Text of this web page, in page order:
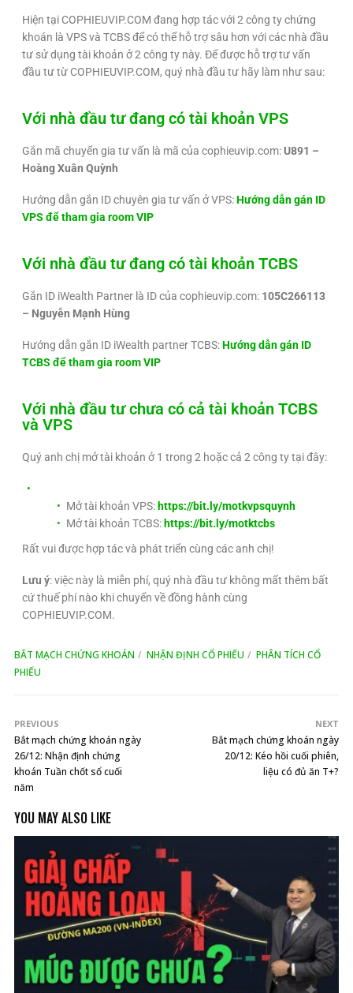
Hiện tại COPHIEUVIP.COM đang hợp tác với 2 công ty chứng
khoán là VPS và TCBS để có thể hỗ trợ sâu hơn với các nhà đầu
tư sử dụng tài khoản ở 2 công ty này. Để được hỗ trợ tư vấn
đầu tư từ COPHIEUVIP.COM, quý nhà đầu tư hãy làm như sau:
Với nhà đầu tư đang có tài khoản VPS
Gắn mã chuyển gia tư vấn là mã của cophieuvip.com:U891 –
Hoàng Xuân Quỳnh
Hướng dẫn gắn ID chuyên gia tư vấn ở VPS:Hướng dẫn gán ID
VPS để tham gia room VIP
Với nhà đầu tư đang có tài khoản TCBS
Gắn ID iWealth Partner là ID của cophieuvip.com: 105C266113
– Nguyễn Mạnh Hùng
Hướng dẫn gắn ID iWealth partner TCBS:Hướng dẫn gán ID
TCBS để tham gia room VIP
Với nhà đầu tư chưa có cả tài khoản TCBS
và VPS
Quý anh chị mở tài khoản ở 1 trong 2 hoặc cả 2 công ty tại đây:
Mở tài khoản VPS: https://bit.ly/motkvpsquynh
Mở tài khoản TCBS: https://bit.ly/motktcbs
Rất vui được hợp tác và phát triển cùng các anh chị!
Lưu ý: việc này là miễn phí, quý nhà đầu tư không mất thêm bất
cứ thuế phí nào khi chuyển về đồng hành cùng
COPHIEUVIP.COM.
BẮT MẠCH CHỨNG KHOÁN NHẬN ĐỊNH CỔ PHIẾU
PHÂN TÍCH CỔ
PHIẾU
PREVIOUS
Bắt mạch chứng khoán ngày
26/12: Nhận định chứng
khoán Tuần chốt sổ cuối
năm
NEXT
Bắt mạch chứng khoán ngày
20/12: Kéo hồi cuối phiên,
liệu có đủ ăn T+?
YOU MAY ALSO LIKE